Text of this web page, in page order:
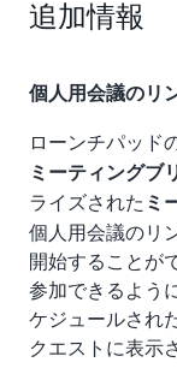
追加情報
個人用会議のリ
ローンチパッド
ミーティングブ
ライズされた ミ
個人用会議のリ
開始することが
参加できるよう
ケジュールされ
クエストに表示